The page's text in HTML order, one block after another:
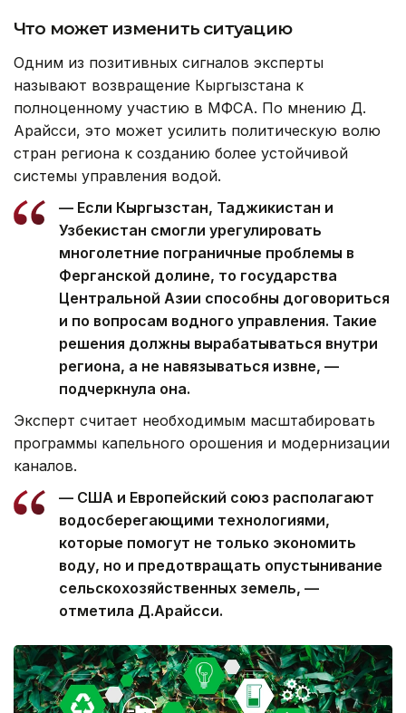
Что может изменить ситуацию
Одним из позитивных сигналов эксперты
называют возвращение Кыргызстана к
полноценному участию в МФСА. По мнению Д.
Арайсси, это может усилить политическую волю
стран региона к созданию более устойчивой
системы управления водой.
— Если Кыргызстан, Таджикистан и
Узбекистан смогли урегулировать
многолетние пограничные проблемы в
Ферганской долине, то государства
Центральной Азии способны договориться
и по вопросам водного управления. Такие
решения должны вырабатываться внутри
региона, а не навязываться извне, —
подчеркнула она.
Эксперт считает необходимым масштабировать
программы капельного орошения и модернизации
каналов.
— США и Европейский союз располагают
водосберегающими технологиями,
которые помогут не только экономить
воду, но и предотвращать опустынивание
сельскохозяйственных земель, —
отметила Д.Арайсси.